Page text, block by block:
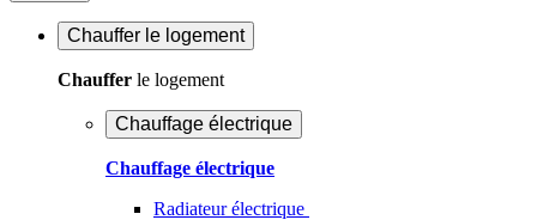
Chauffer le logement
Chauffer le logement
Chauffage électrique
Chauffage électrique
Radiateur électrique